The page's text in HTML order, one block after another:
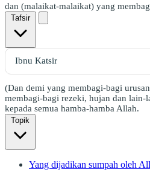
dan (malaikat-malaikat) yang
Tafsir
(Dan demi yang membagi-bagi
membagi-bagi rezeki, hujan dan lain-
kepada semua hamba-hamba Allah.
Topik
Yang dijadikan sumpah oleh